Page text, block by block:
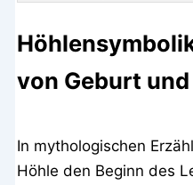
von Geburt
In mythologischen
Höhle den Beginn des